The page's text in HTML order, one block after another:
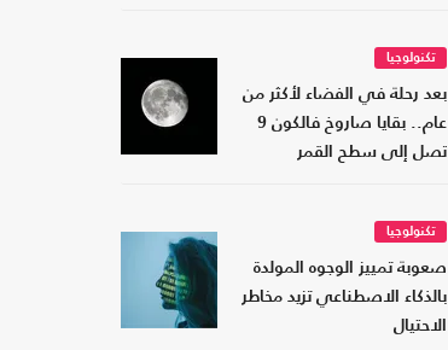
تكنولوجيا
بعد رحلة في الفضاء لأكثر من
عام.. بقايا صاروخ فالكون 9
تصل إلى سطح القمر
تكنولوجيا
صعوبة تمييز الوجوه المولدة
بالذكاء الاصطناعي تزيد مخاطر
الاحتيال